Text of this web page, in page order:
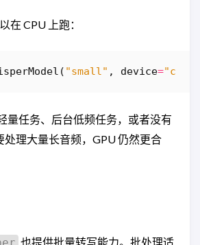
在 CPU 上跑：
( "small" , device="cpu"
量任务、后台低频任务，或者没有
处理大量长音频，GPU 仍然更合
也提供批量转写能力。批处理适